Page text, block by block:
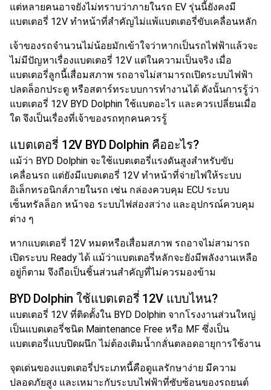
แต่หลายคนอาจยังไม่ทราบว่าภายในรถ EV รุ่นนี้ยังคงมี
แบตเตอรี่ 12V ทำหน้าที่สำคัญไม่แพ้แบตเตอรี่ขับเคลื่อนหลัก
เจ้าของรถจำนวนไม่น้อยมักเข้าใจว่าหากเป็นรถไฟฟ้าแล้วจะ
ไม่มีปัญหาเรื่องแบตเตอรี่ 12V แต่ในความเป็นจริง เมื่อ
แบตเตอรี่ลูกนี้เสื่อมสภาพ รถอาจไม่สามารถเปิดระบบไฟฟ้า
ปลดล็อกประตู หรือสตาร์ทระบบการทำงานได้ ดังนั้นการรู้ว่า
แบตเตอรี่ 12V BYD Dolphin ใช้แบตอะไร และควรเปลี่ยนเมื่อ
ใด จึงเป็นเรื่องที่เจ้าของรถทุกคนควรรู้
แบตเตอรี่ 12V BYD Dolphin คืออะไร?
แม้ว่า BYD Dolphin จะใช้แบตเตอรี่แรงดันสูงสำหรับขับ
เคลื่อนรถ แต่ยังมีแบตเตอรี่ 12V ทำหน้าที่จ่ายไฟให้ระบบ
อิเล็กทรอนิกส์ภายในรถ เช่น กล่องควบคุม ECU ระบบ
เซ็นทรัลล็อก หน้าจอ ระบบไฟส่องสว่าง และอุปกรณ์ควบคุม
ต่าง ๆ
หากแบตเตอรี่ 12V หมดหรือเสื่อมสภาพ รถอาจไม่สามารถ
เปิดระบบ Ready ได้ แม้ว่าแบตเตอรี่หลักจะยังมีพลังงานเหลือ
อยู่ก็ตาม จึงถือเป็นชิ้นส่วนสำคัญที่ไม่ควรมองข้าม
BYD Dolphin ใช้แบตเตอรี่ 12V แบบไหน?
แบตเตอรี่ 12V ที่ติดตั้งใน BYD Dolphin จากโรงงานส่วนใหญ่
เป็นแบตเตอรี่ชนิด Maintenance Free หรือ MF ซึ่งเป็น
แบตเตอรี่แบบปิดผนึก ไม่ต้องเติมน้ำกลั่นตลอดอายุการใช้งาน
จุดเด่นของแบตเตอรี่ประเภทนี้คือดูแลรักษาง่าย มีความ
ปลอดภัยสูง และเหมาะกับระบบไฟฟ้าที่ซับซ้อนของรถยนต์